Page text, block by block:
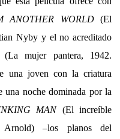
ANOTHER WORLD(El
Nyby y el no acreditado
(La mujer pantera, 1942.
una joven con la criatura
una noche dominada por la
MAN(El increíble
Arnold) –los planos del